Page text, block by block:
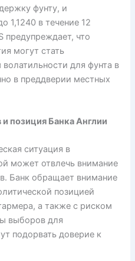
фунту, и
1,1240 в течение 12
предупреждает, что
могут стать
для фунта в
в преддверии местных
позиция Банка Англии
ситуация в
может отвлечь внимание
Банк обращает внимание
позицией
а также с риском
выборов для
подорвать доверие к